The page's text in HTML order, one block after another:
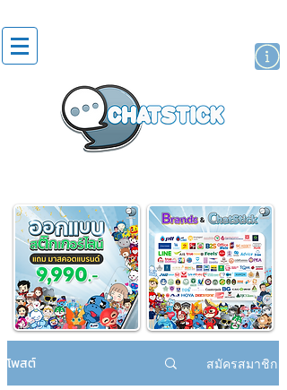
โพสต์ สมัครสมาชิก